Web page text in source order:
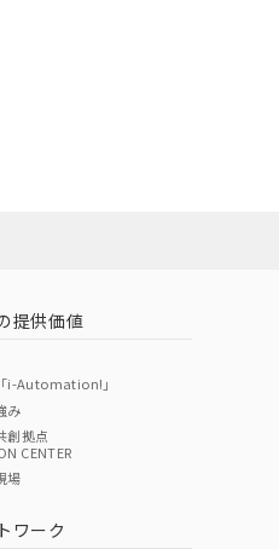
提供価値
i-Automation!」
み
創拠点
CENTER
場
ワーク